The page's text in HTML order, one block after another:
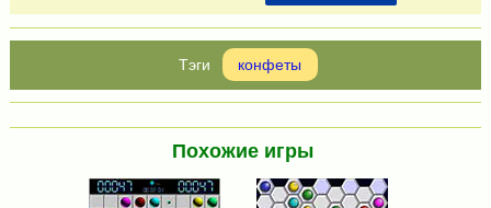
конфеты
Похожие игры